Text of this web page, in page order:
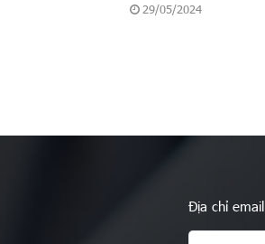
29/05/2024
Địa chỉ email